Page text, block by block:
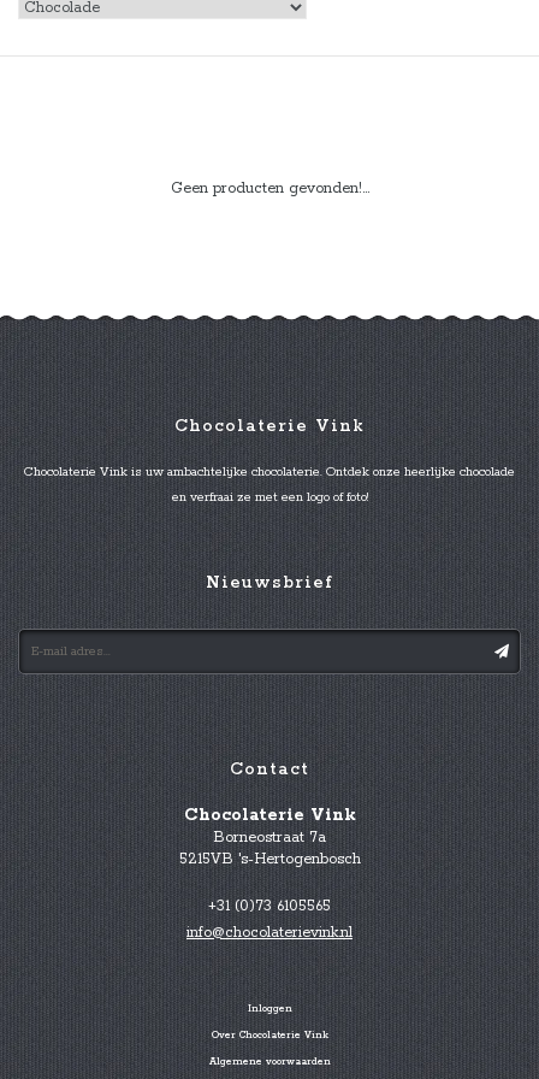
Geen producten gevonden!...
Chocolaterie Vink
Chocolaterie Vink is uw ambachtelijke chocolaterie. Ontdek onze heerlijke chocolade
en verfraai ze met een logo of foto!
Nieuwsbrief
Contact
Chocolaterie Vink
Borneostraat 7a
5215VB 's-Hertogenbosch
+31 (0)73 6105565
info@chocolaterievink.nl
Inloggen
Over Chocolaterie Vink
Algemene voorwaarden